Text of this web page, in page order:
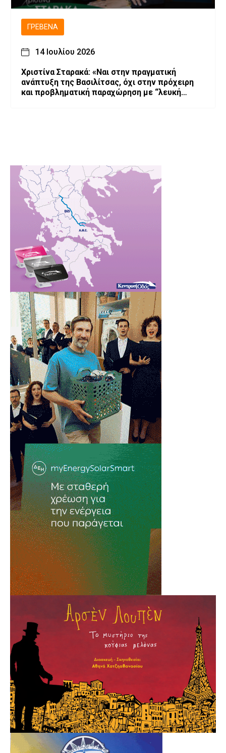
ΓΡΕΒΕΝΆ
14 Ιουλίου 2026
Χριστίνα Σταρακά: «Ναι στην πραγματική
ανάπτυξη της Βασιλίτσας, όχι στην πρόχειρη
και προβληματική παραχώρηση με “λευκή